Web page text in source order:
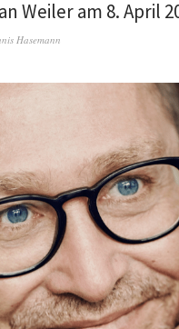
Weiler am 8. April
Hasemann